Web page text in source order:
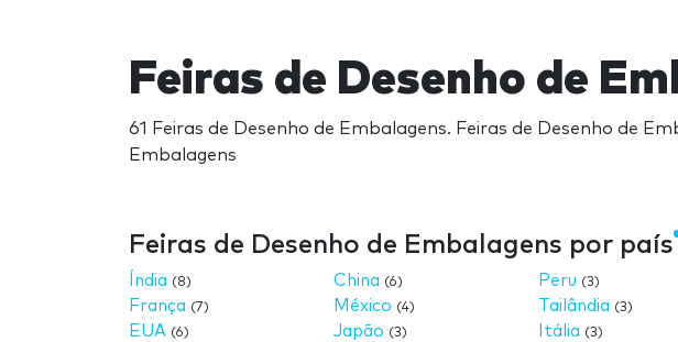
Feiras de Desenho de
61 Feiras de Desenho de Embalagens. Feiras de Desenho de
Embalagens
Feiras de Desenho de Embalagens por país
Índia (8)
França (7)
EUA (6)
China (6)
México (4)
Japão (3)
Peru (3)
Tailândia (3)
Itália (3)